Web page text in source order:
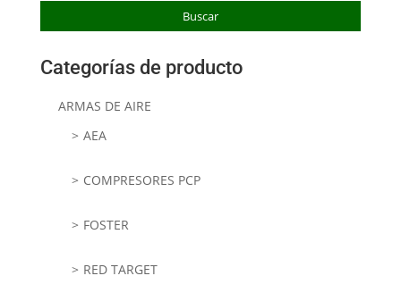
Buscar
Categorías de producto
ARMAS DE AIRE
AEA
COMPRESORES PCP
FOSTER
RED TARGET